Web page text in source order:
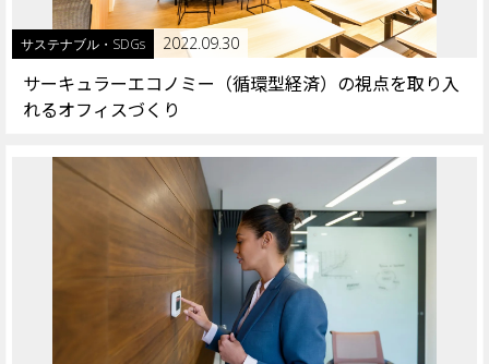
サステナブル・SDGs 2022.09.30
サーキュラーエコノミー（循環型経済）の視点を取り入
れるオフィスづくり